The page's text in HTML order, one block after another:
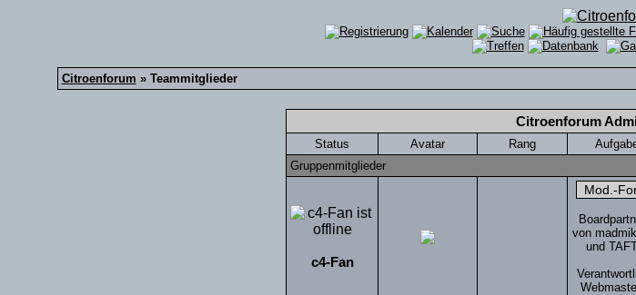
Citroenforum » Teammitglieder
Citroenforum
Status Avatar Rang
Gruppenmitglieder
c4-Fan
von
und